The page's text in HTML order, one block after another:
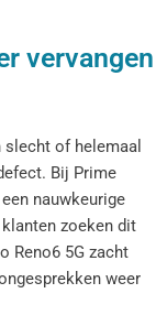
vervangen
of helemaal
Bij Prime
nauwkeurige
zoeken dit
Reno6 5G zacht
weer